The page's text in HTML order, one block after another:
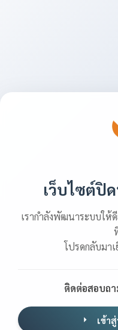
เว็บไซต์ปิ
เรากำลังพัฒนาระบบให้
โปรดกลับมา
ติดต่อสอบถ
เข้า